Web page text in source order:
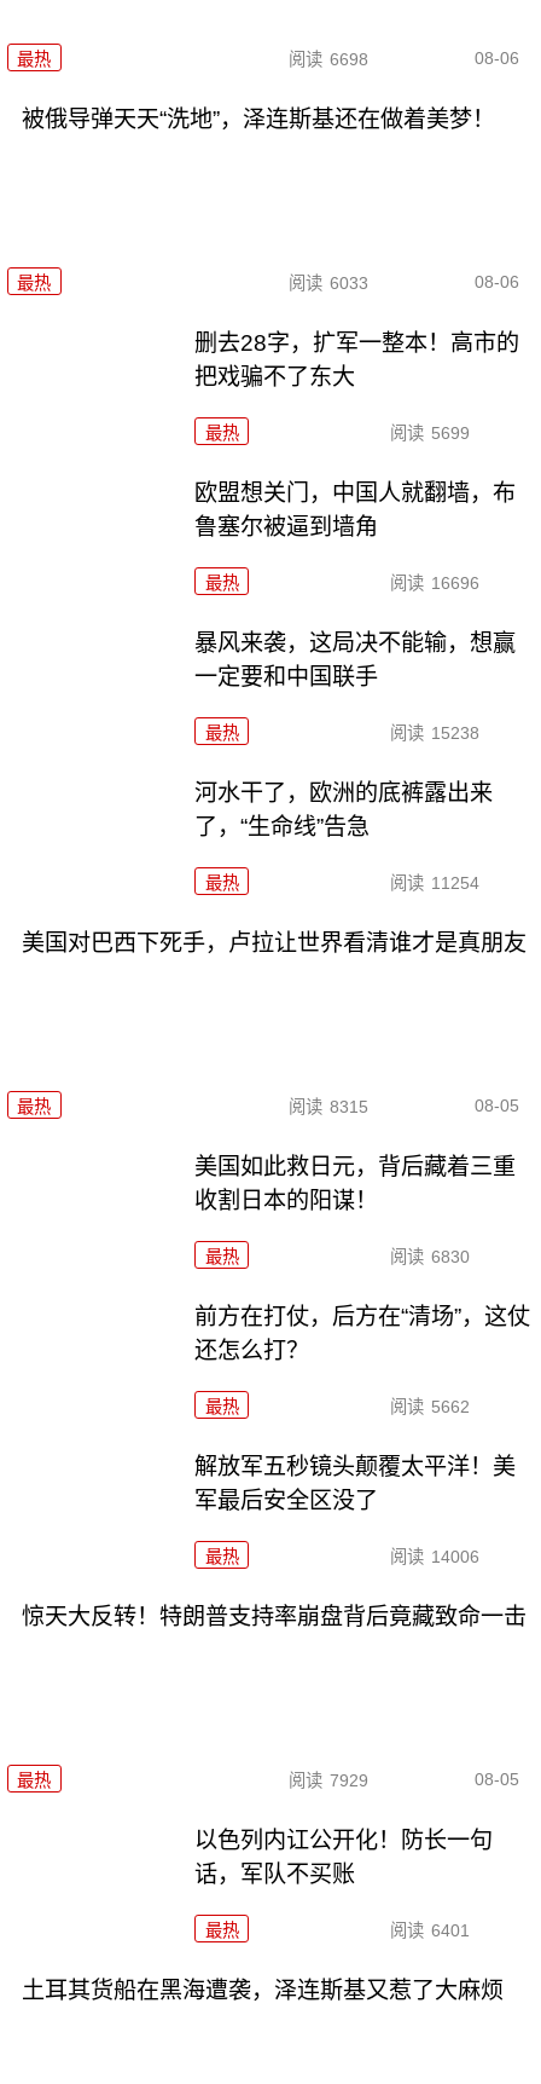
最热 阅读 6698 08-06
被俄导弹天天“洗地”，泽连斯基还在做着美梦！
最热 阅读 6033 08-06
删去28字，扩军一整本！高市的
把戏骗不了东大
最热 阅读 5699
欧盟想关门，中国人就翻墙，布
鲁塞尔被逼到墙角
最热 阅读 16696
暴风来袭，这局决不能输，想赢
一定要和中国联手
最热 阅读 15238
河水干了，欧洲的底裤露出来
了，“生命线”告急
最热 阅读 11254
美国对巴西下死手，卢拉让世界看清谁才是真朋友
最热 阅读 8315 08-05
美国如此救日元，背后藏着三重
收割日本的阳谋！
最热 阅读 6830
前方在打仗，后方在“清场”，这仗
还怎么打？
最热 阅读 5662
解放军五秒镜头颠覆太平洋！美
军最后安全区没了
最热 阅读 14006
惊天大反转！特朗普支持率崩盘背后竟藏致命一击
最热 阅读 7929 08-05
以色列内讧公开化！防长一句
话，军队不买账
最热 阅读 6401
土耳其货船在黑海遭袭，泽连斯基又惹了大麻烦